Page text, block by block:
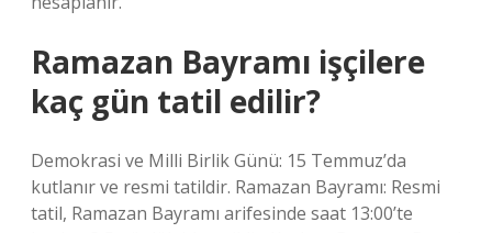
Ramazan Bayramı işçilere
kaç gün tatil edilir?
Demokrasi ve Milli Birlik Günü: 15 Temmuz’da
kutlanır ve resmi tatildir. Ramazan Bayramı: Resmi
tatil, Ramazan Bayramı arifesinde saat 13:00’te